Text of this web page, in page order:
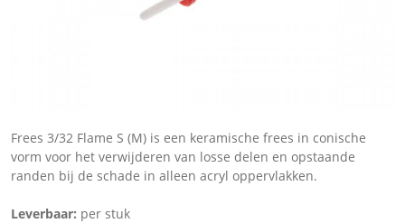
Frees 3/32 Flame S (M) is een keramische frees in conische
vorm voor het verwijderen van losse delen en opstaande
randen bij de schade in alleen acryl oppervlakken.
Leverbaar: per stuk